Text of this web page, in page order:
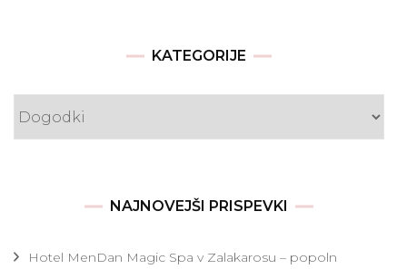
KATEGORIJE
NAJNOVEJŠI PRISPEVKI
Hotel MenDan Magic Spa v Zalakarosu – popoln